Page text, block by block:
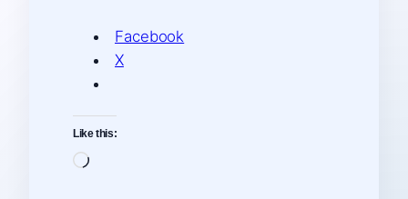
Facebook
X
Like this:
Loading…